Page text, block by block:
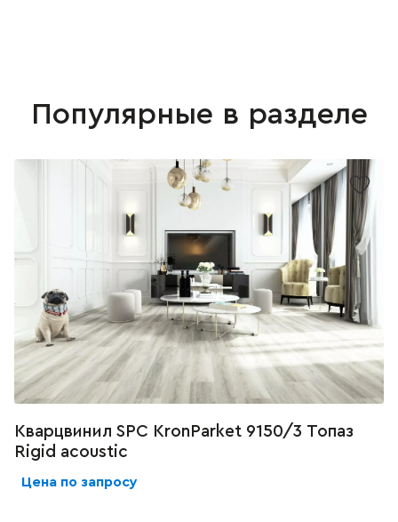
Популярные в разделе
Кварцвинил SPC KronParket 9150/3 Топаз
Rigid acoustic
Цена по запросу